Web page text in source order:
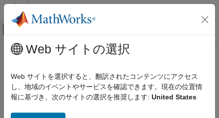
コンテンツへスキップ
オフキャンバス ナビゲーション メ
ドキュメンテーションのホーム
Embedded Coder
検証、テスト、および認定
カテゴリ
メインコンテンツ
ソフトウェアインザループ シミュ
レーション
開発用コンピューターでの生成コードのテスト
Web サイトの選択
Web サイトを選択すると、翻訳されたコンテンツにアクセス
し、地域のイベントやサービスを確認できます。現在の位置情
報に基づき、次のサイトの選択を推奨します: United States